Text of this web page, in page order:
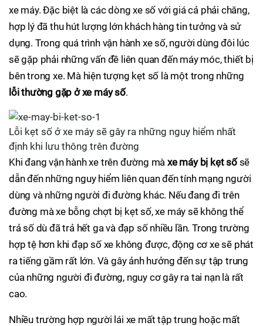
xe máy. Đặc biệt là các dòng xe số với giá cả phải chăng,
hợp lý đã thu hút lượng lớn khách hàng tin tưởng và sử
dụng. Trong quá trình vận hành xe số, người dùng đôi lúc
sẽ gặp phải những vấn đề liên quan đến máy móc, thiết bị
bên trong xe. Mà hiện tượng kẹt số là một trong những
lỗi thường gặp ở xe máy số.
Lỗi kẹt số ở xe máy sẽ gây ra những nguy hiểm nhất
định khi lưu thông trên đường
Khi đang vận hành xe trên đường mà xe máy bị kẹt sốsẽ
dẫn đến những nguy hiểm liên quan đến tính mạng người
dùng và những người đi đường khác. Nếu đang đi trên
đường mà xe bỗng chợt bị kẹt số, xe máy sẽ không thể
trả số dù đã trả hết ga và đạp số nhiều lần. Trong trường
hợp tệ hơn khi đạp số xe không được, động cơ xe sẽ phát
ra tiếng gầm rất lớn. Và gây ảnh hưởng đến sự tập trung
của những người đi đường, nguy cơ gây ra tai nạn là rất
cao.
Nhiều trường hợp người lái xe mất tập trung hoặc mất